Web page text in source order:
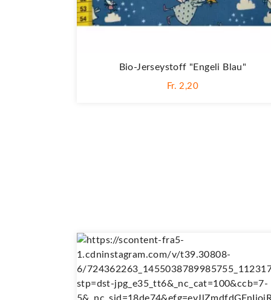
Bio-Jerseystoff "Engeli Blau"
Fr. 2,20